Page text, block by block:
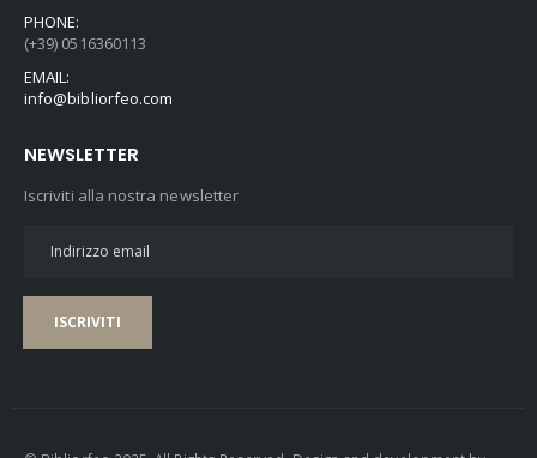
PHONE:
(+39) 0516360113
EMAIL:
info@bibliorfeo.com
NEWSLETTER
Iscriviti alla nostra newsletter
ISCRIVITI